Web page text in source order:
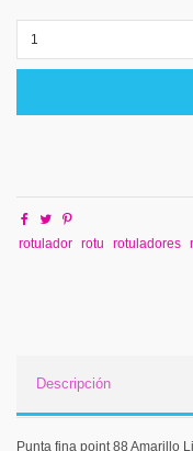
rotulador rotu rotuladores
Descripción
Punta fina point 88 Amarillo